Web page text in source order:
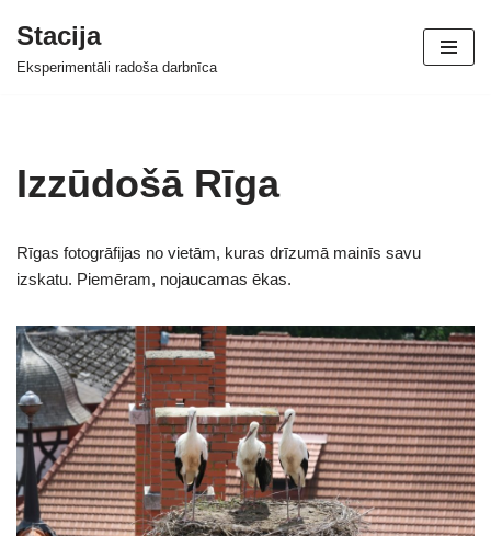
Skip
Stacija
Eksperimentāli radoša darbnīca
Izzūdošā Rīga
Rīgas fotogrāfijas no vietām, kuras drīzumā mainīs savu
izskatu. Piemēram, nojaucamas ēkas.